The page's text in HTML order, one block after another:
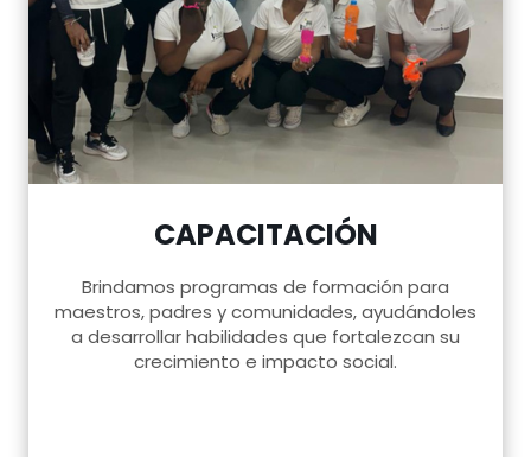
CAPACITACIÓN
Brindamos programas de formación para
maestros, padres y comunidades, ayudándoles
a desarrollar habilidades que fortalezcan su
crecimiento e impacto social.